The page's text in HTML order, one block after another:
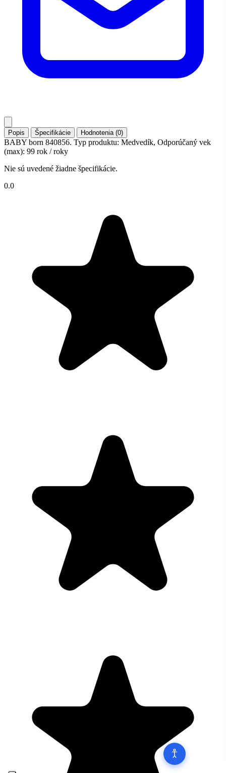
Popis Špecifikácie Hodnotenia (0)
BABY born 840856. Typ produktu: Medvedík, Odporúčaný vek
(max): 99 rok / roky
Nie sú uvedené žiadne špecifikácie.
0.0